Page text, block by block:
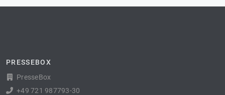
PRESSEBOX
PresseBox
+49 721 987793-30